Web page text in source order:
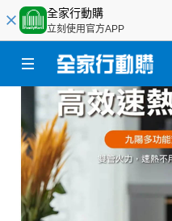
全家行動購
立刻使用官方APP